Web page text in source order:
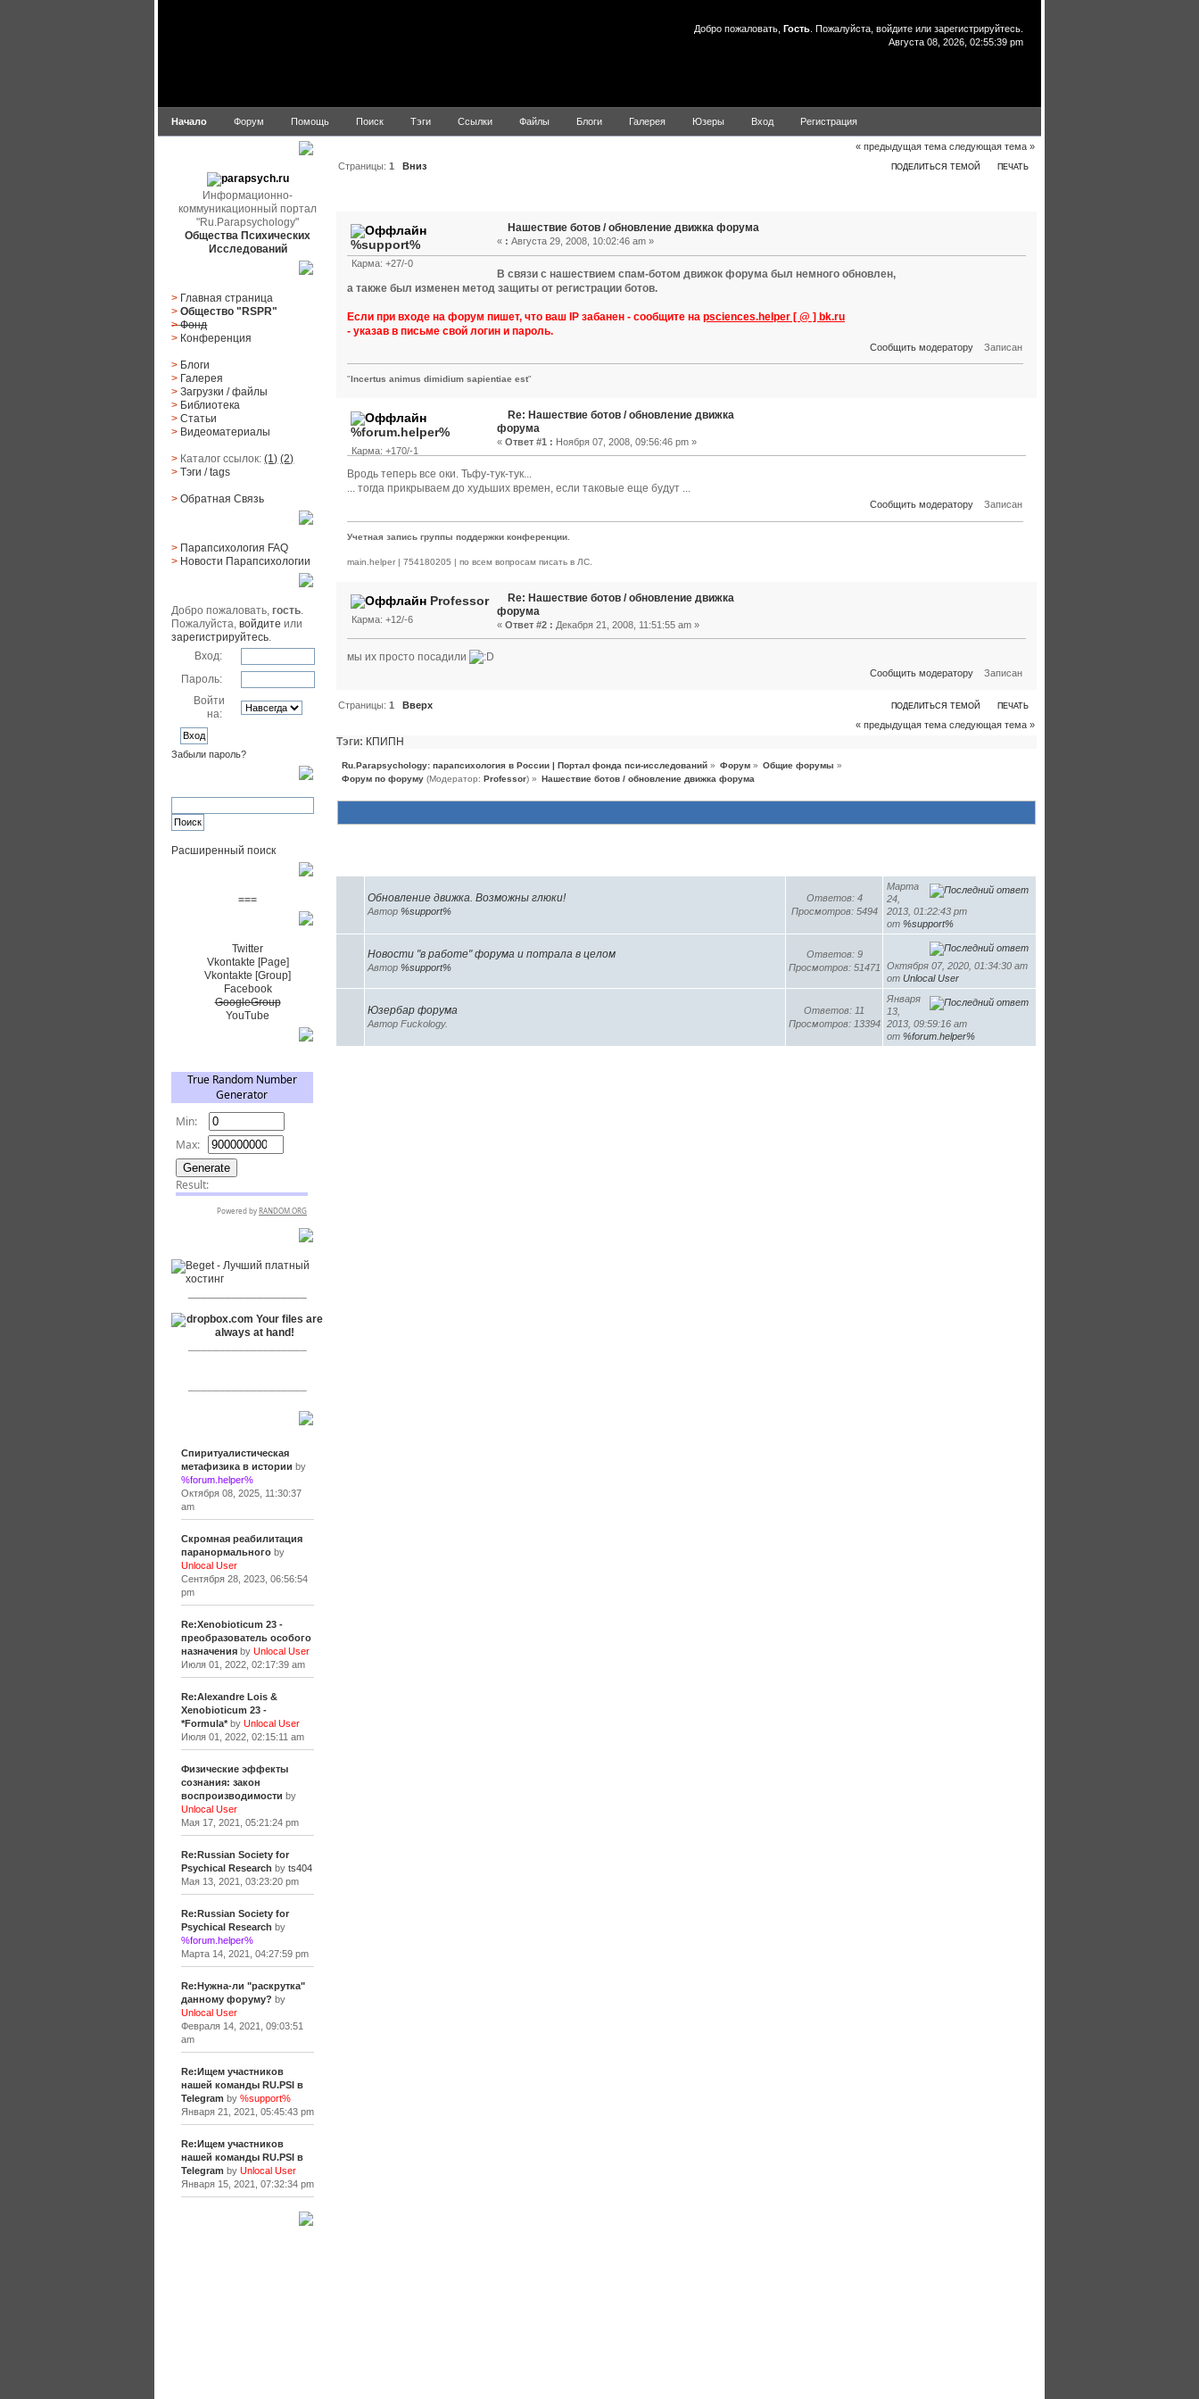
Добро пожаловать, Гость . Пожалуйста, войдите или зарегистрируйтесь
Августа 08, 2026, 02:55:39 pm
Начало Форум Помощь Поиск Тэги Ссылки Файлы Блоги Галерея Юзеры Вход Регистрация
Информационно-
коммуникационный портал
"Ru.Parapsychology"
Общества Психических
Исследований
> Главная страница
> Общество "RSPR"
> Фонд
> Конференция
> Блоги
> Галерея
> Загрузки/файлы
> Библиотека
> Статьи
> Видеоматериалы
> Каталог ссылок:(1) (2)
> Тэги/ tags
> Обратная Cвязь
> Парапсихология FAQ
> Новости Парапсихологии
Добро пожаловать,гость.
Пожалуйста,войдите или
зарегистрируйтесь.
Вход:
Пароль:
Войти
на:
Забыли пароль?
Расширенный поиск
===
Twitter
Vkontakte [Page]
Vkontakte [Group]
Facebook
GoogleGroup
YouTube
Спиритуалистическая
метафизика в истории by
%forum.helper%
Октября 08, 2025, 11:30:37
am
Скромная реабилитация
паранормальногоby
Unlocal User
Сентября 28, 2023, 06:56:54
pm
Re:Xenobioticum 23 -
преобразователь особого
назначенияby Unlocal User
Июля 01, 2022, 02:17:39 am
Re:Alexandre Lois &
Xenobioticum 23 -
*Formula*by Unlocal User
Июля 01, 2022, 02:15:11 am
Физические эффекты
сознания: закон
воспроизводимости by
Unlocal User
Мая 17, 2021, 05:21:24 pm
Re:Russian Society for
Psychical Research by ts404
Мая 13, 2021, 03:23:20 pm
Re:Russian Society for
Psychical Research by
%forum.helper%
Марта 14, 2021, 04:27:59 pm
Re:Нужна-ли "раскрутка"
данному форуму? by
Unlocal User
Февраля 14, 2021, 09:03:51
am
Re:Ищем участников
нашей команды RU.PSI в
Telegram by %support%
Января 21, 2021, 05:45:43 pm
Re:Ищем участников
нашей команды RU.PSI в
Telegram by Unlocal User
Января 15, 2021, 07:32:34 pm
« предыдущая тема следующая тема »
ПОДЕЛИТЬСЯ ТЕМОЙ ПЕЧАТЬ
Страницы:1 Вниз
%support%
Карма: +27/-0
Нашествие ботов / обновление движка форума
« : Августа 29, 2008, 10:02:46 am »
В связи с нашествием спам-ботом движок форума был немного обновлен,
а также был изменен метод защиты от регистрации ботов.
Если при входе на форум пишет, что ваш IP забанен - сообщите на psciences.helper [ @ ] bk.ru
- указав в письме свой логин и пароль.
Сообщить модератору Записан
"Incertus animus dimidium sapientiae est"
%forum.helper%
Карма: +170/-1
Re: Нашествие ботов / обновление движка
форума
« Ответ #1 : Ноября 07, 2008, 09:56:46 pm »
Вродь теперь все оки. Тьфу-тук-тук...
... тогда прикрываем до худьших времен, если таковые еще будут ...
Сообщить модератору Записан
Учетная запись группы поддержки конференции.
main.helper | 754180205 | по всем вопросам писать в ЛС.
Professor
Карма: +12/-6
Re: Нашествие ботов / обновление движка
форума
« Ответ #2 : Декабря 21, 2008, 11:51:55 am »
мы их просто посадили
Сообщить модератору Записан
ПОДЕЛИТЬСЯ ТЕМОЙ ПЕЧАТЬ
Страницы:1
Вверх
« предыдущая тема следующая тема »
Тэги: КПИПН
Ru.Parapsychology: парапсихология в России | Портал фонда пси-исследований » Форум » Общие форумы »
Форум по форуму (Модератор: Professor) » Нашествие ботов / обновление движка форума
Обновление движка. Возможны глюки!
Автор %support%
Ответов: 4
Просмотров: 5494
Марта
24,
2013, 01:22:43 pm
от %support%
Новости "в работе" форума и потрала в целом
Автор %support%
Ответов: 9
Просмотров: 51471
Октября 07, 2020, 01:34:30 am
от Unlocal User
Юзербар форума
Автор Fuckology.
Ответов: 11
Просмотров: 13394
Января
13,
2013, 09:59:16 am
от %forum.helper%